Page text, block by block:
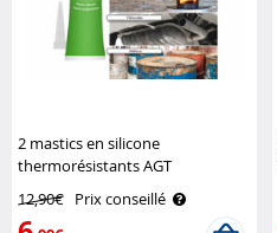
2 mastics en silicone
thermorésistants AGT
12,90€ Prix conseillé